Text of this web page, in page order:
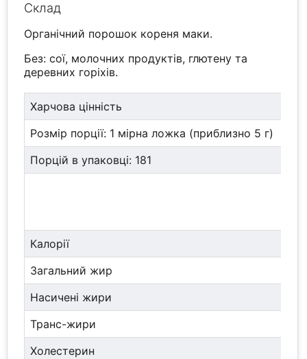
Склад
Органічний порошок кореня маки.
Без: сої, молочних продуктів, глютену та
деревних горіхів.
Харчова цінність
Розмір порції: 1 мірна ложка (приблизно 5 г)
Порцій в упаковці: 181
Калорії
Загальний жир
Насичені жири
Транс-жири
Холестерин